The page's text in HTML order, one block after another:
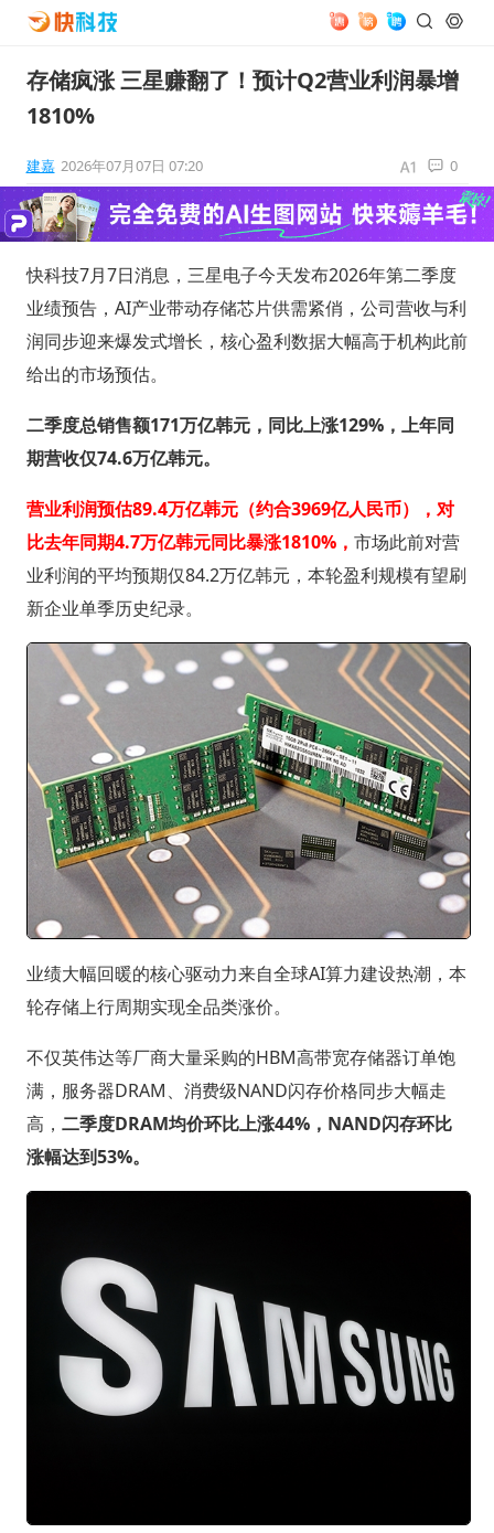
存储疯涨 三星赚翻了！预计Q2营业利润暴增
1810%
建嘉 2026年07月07日 07:20 0
快科技7月7日消息，三星电子今天发布2026年第二季度
业绩预告，AI产业带动存储芯片供需紧俏，公司营收与利
润同步迎来爆发式增长，核心盈利数据大幅高于机构此前
给出的市场预估。
二季度总销售额171万亿韩元，同比上涨129%，上年同
期营收仅74.6万亿韩元。
营业利润预估89.4万亿韩元（约合3969亿人民币），对
比去年同期4.7万亿韩元同比暴涨1810%， 市场此前对营
业利润的平均预期仅84.2万亿韩元，本轮盈利规模有望刷
新企业单季历史纪录。
业绩大幅回暖的核心驱动力来自全球AI算力建设热潮，本
轮存储上行周期实现全品类涨价。
不仅英伟达等厂商大量采购的HBM高带宽存储器订单饱
满，服务器DRAM、消费级NAND闪存价格同步大幅走
高， 二季度DRAM均价环比上涨44%，NAND闪存环比
涨幅达到53%。